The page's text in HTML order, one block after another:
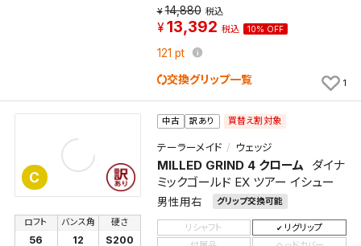
14,880 税込
13,392 税込 10% OFF
121 pt
交換グリップ一覧 1
C
中古 訳あり 買替え割対象
テーラーメイド ウェッジ
MILLED GRIND 4 クローム
ダイナ
ミックゴールド EX ツアー イシュー
男性用右 グリップ交換可能
ロフト
56
バンス角
12
硬さ
S200
リシャフト
リグリップ